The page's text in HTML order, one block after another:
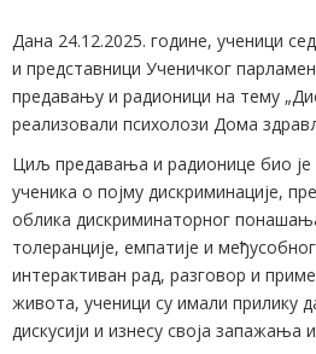
Дана 24.12.2025. године, ученици
и представници Ученичког
предавању и радионици на тему
реализовали психолози Дома
Циљ предавања и радионице био је
ученика о појму дискриминације,
облика дискриминаторног
толеранције, емпатије и
интерактиван рад, разговор и
живота, ученици су имали прилику
дискусији и изнесу своја запажања